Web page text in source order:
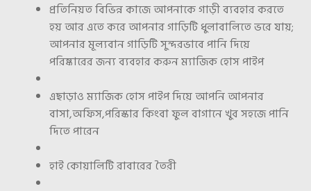
প্রতিনিয়ত বিভিন্ন কাজে আপনাকে গাড়ী ব্যবহার করতে
হয় আর এতে করে আপনার গাড়িটি ধুলাবালিতে ভরে যায়;
আপনার মূল্যবান গাড়িটি সুন্দরভাবে পানি দিয়ে
পরিষ্কারের জন্য ব্যবহার করুন ম্যাজিক হোস পাইপ
এছাড়াও ম্যাজিক হোস পাইপ দিয়ে আপনি আপনার
বাসা,অফিস,পরিস্কার কিংবা ফুল বাগানে খুব সহজে পানি
দিতে পারেন
হাই কোয়ালিটি রাবারের তৈরী